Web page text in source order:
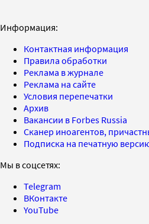
Информация:
Контактная информация
Правила обработки
Реклама в журнале
Реклама на сайте
Условия перепечатки
Архив
Вакансии в Forbes Russia
Сканер иноагентов,
Подписка на печатную
Мы в соцсетях:
Telegram
ВКонтакте
YouTube